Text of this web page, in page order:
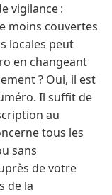
vigilance :
moins couvertes
locales peut
en changeant
? Oui, il est
Il suffit de
au
tous les
sans
de votre
de la